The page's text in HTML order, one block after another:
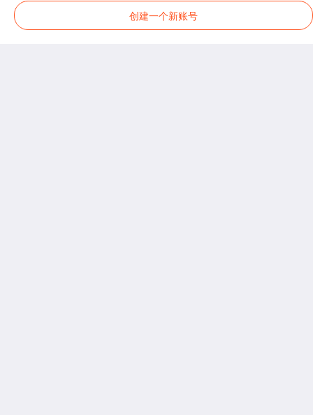
创建一个新账号